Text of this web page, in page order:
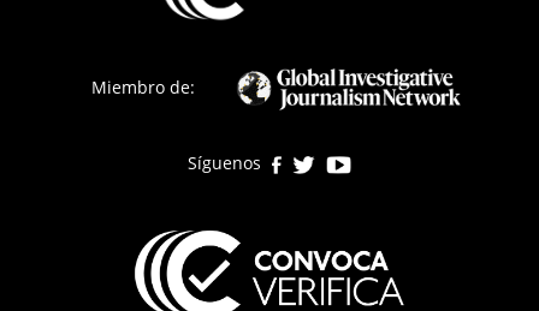
páginaMiembro de:
Síguenos